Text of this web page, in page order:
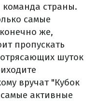
страны.
самые
же,
пропускать
шуток
вручат "Кубок
активные